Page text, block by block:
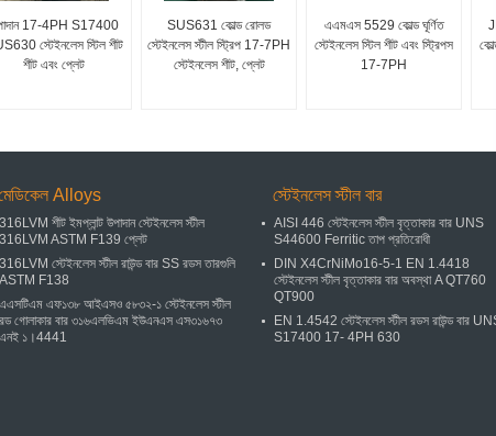
17-4PH S17400
স্টেইনলেস স্টিল শীট
শীট এবং প্লেট
SUS631 কোল্ড রোলড
স্টেইনলেস স্টীল স্ট্রিপ 17-7PH
স্টেইনলেস শীট, প্লেট
এএমএস 5529 কোল্ড ঘূর্ণিত
স্টেইনলেস স্টিল শীট এবং স্ট্রিপস
17-7PH
Alloys
316LVM শীট ইমপ্লান্ট উপাদান স্টেইনলেস স্টীল
316LVM ASTM F139 প্লেট
316LVM স্টেইনলেস স্টীল রাউন্ড বার SS রডস তারগুলি
ASTM F138
এএসটিএম এফ১৩৮ আইএসও ৫৮৩২-১ স্টেইনলেস স্টীল
রড গোলাকার বার ৩১৬এলভিএম ইউএনএস এস৩১৬৭৩
এনই ১।4441
স্টেইনলেস স্টীল বার
AISI 446 স্টেইনলেস স্টীল বৃত্তাকার বার UNS
S44600 Ferritic তাপ প্রতিরোধী
DIN X4CrNiMo16-5-1 EN 1.4418
স্টেইনলেস স্টীল বৃত্তাকার বার অবস্থা A QT760
QT900
EN 1.4542 স্টেইনলেস স্টীল রডস রাউন্ড বার
S17400 17- 4PH 630